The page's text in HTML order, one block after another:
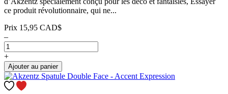
ce produit révolutionnaire, qui ne...
Prix 15,95 CAD$
–
+
Ajouter au panier